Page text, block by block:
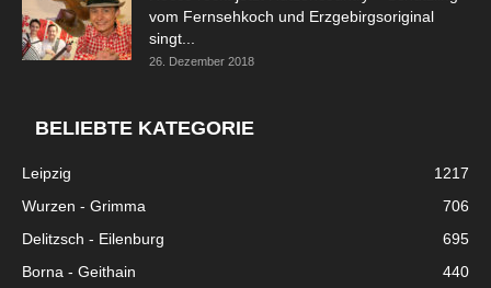
vom Fernsehkoch und Erzgebirgsoriginal
singt...
26. Dezember 2018
BELIEBTE KATEGORIE
Leipzig
1217
Wurzen - Grimma
706
Delitzsch - Eilenburg
695
Borna - Geithain
440